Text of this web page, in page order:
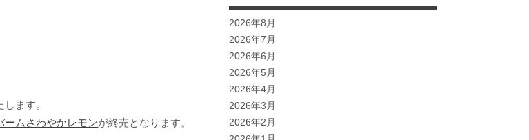
ます。
ームさわやかレモンが終売となります。
2026年8月
2026年7月
2026年6月
2026年5月
2026年4月
2026年3月
2026年2月